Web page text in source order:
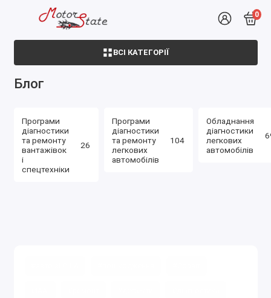
0
ВСІ КАТЕГОРІЇ
Блог
Програми
діагностики
та ремонту
вантажівок
і
спецтехніки
26
Програми
діагностики
та ремонту
легкових
автомобілів
104
Обладнання
діагностики
легкових
автомобілів